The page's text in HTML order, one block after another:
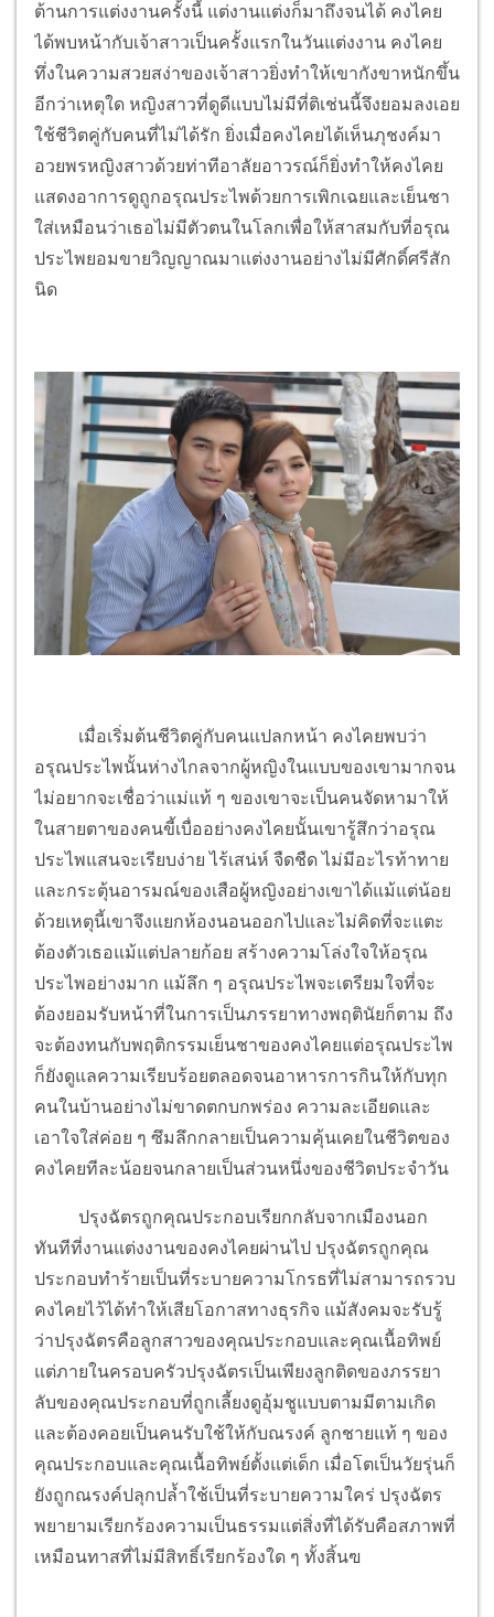
ต้านการแต่งงานครั้งนี้ แต่งานแต่งก็มาถึงจนได้ คงไคย
ได้พบหน้ากับเจ้าสาวเป็นครั้งแรกในวันแต่งงาน คงไคย
ทึ่งในความสวยสง่าของเจ้าสาวยิ่งทำให้เขากังขาหนักขึ้น
อีกว่าเหตุใด หญิงสาวที่ดูดีแบบไม่มีที่ติเช่นนี้จึงยอมลงเอย
ใช้ชีวิตคู่กับคนที่ไม่ได้รัก ยิ่งเมื่อคงไคยได้เห็นภุชงค์มา
อวยพรหญิงสาวด้วยท่าทีอาลัยอาวรณ์ก็ยิ่งทำให้คงไคย
แสดงอาการดูถูกอรุณประไพด้วยการเพิกเฉยและเย็นชา
ใส่เหมือนว่าเธอไม่มีตัวตนในโลกเพื่อให้สาสมกับที่อรุณ
ประไพยอมขายวิญญาณมาแต่งงานอย่างไม่มีศักดิ์ศรีสัก
นิด
เมื่อเริ่มต้นชีวิตคู่กับคนแปลกหน้า คงไคยพบว่า
อรุณประไพนั้นห่างไกลจากผู้หญิงในแบบของเขามากจน
ไม่อยากจะเชื่อว่าแม่แท้ ๆ ของเขาจะเป็นคนจัดหามาให้
ในสายตาของคนขี้เบื่ออย่างคงไคยนั้นเขารู้สึกว่าอรุณ
ประไพแสนจะเรียบง่าย ไร้เสน่ห์ จืดชืด ไม่มีอะไรท้าทาย
และกระตุ้นอารมณ์ของเสือผู้หญิงอย่างเขาได้แม้แต่น้อย
ด้วยเหตุนี้เขาจึงแยกห้องนอนออกไปและไม่คิดที่จะแตะ
ต้องตัวเธอแม้แต่ปลายก้อย สร้างความโล่งใจให้อรุณ
ประไพอย่างมาก แม้ลึก ๆ อรุณประไพจะเตรียมใจที่จะ
ต้องยอมรับหน้าที่ในการเป็นภรรยาทางพฤตินัยก็ตาม ถึง
จะต้องทนกับพฤติกรรมเย็นชาของคงไคยแต่อรุณประไพ
ก็ยังดูแลความเรียบร้อยตลอดจนอาหารการกินให้กับทุก
คนในบ้านอย่างไม่ขาดตกบกพร่อง ความละเอียดและ
เอาใจใส่ค่อย ๆ ซึมลึกกลายเป็นความคุ้นเคยในชีวิตของ
คงไคยทีละน้อยจนกลายเป็นส่วนหนึ่งของชีวิตประจำวัน
ปรุงฉัตรถูกคุณประกอบเรียกกลับจากเมืองนอก
ทันทีที่งานแต่งงานของคงไคยผ่านไป ปรุงฉัตรถูกคุณ
ประกอบทำร้ายเป็นที่ระบายความโกรธที่ไม่สามารถรวบ
คงไคยไว้ได้ทำให้เสียโอกาสทางธุรกิจ แม้สังคมจะรับรู้
ว่าปรุงฉัตรคือลูกสาวของคุณประกอบและคุณเนื้อทิพย์
แต่ภายในครอบครัวปรุงฉัตรเป็นเพียงลูกติดของภรรยา
ลับของคุณประกอบที่ถูกเลี้ยงดูอุ้มชูแบบตามมีตามเกิด
และต้องคอยเป็นคนรับใช้ให้กับณรงค์ ลูกชายแท้ ๆ ของ
คุณประกอบและคุณเนื้อทิพย์ตั้งแต่เด็ก เมื่อโตเป็นวัยรุ่นก็
ยังถูกณรงค์ปลุกปล้ำใช้เป็นที่ระบายความใคร่ ปรุงฉัตร
พยายามเรียกร้องความเป็นธรรมแต่สิ่งที่ได้รับคือสภาพที่
เหมือนทาสที่ไม่มีสิทธิ์เรียกร้องใด ๆ ทั้งสิ้นฃ